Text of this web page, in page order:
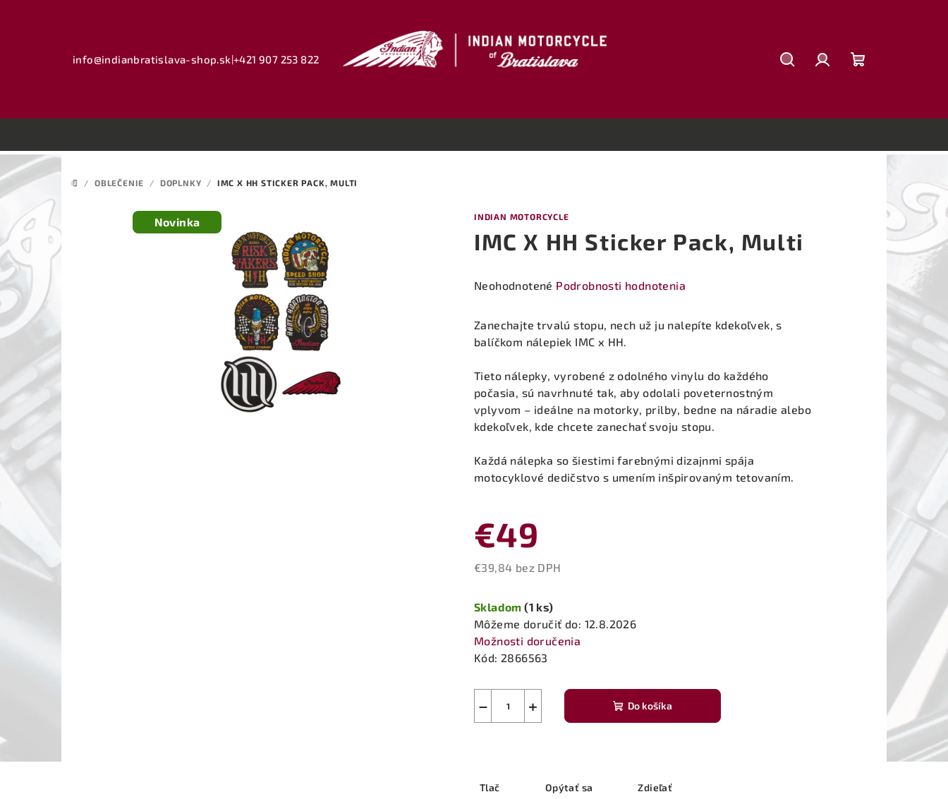
info@indianbratislava-shop.sk|+421 907 253 822
košík
DOMOV
/ OBLEČENIE / DOPLNKY / IMC X HH STICKER PACK, MULTI
INDIAN MOTORCYCLE
IMC X HH Sticker Pack, Multi
Priemerné
produktu
je
hviezdičiek.
Neohodnotené Podrobnosti hodnotenia
Zanechajte trvalú stopu, nech už ju nalepíte kdekoľvek, s
balíčkom nálepiek IMC x HH.
Tieto nálepky, vyrobené z odolného vinylu do každého
počasia, sú navrhnuté tak, aby odolali poveternostným
vplyvom – ideálne na motorky, prilby, bedne na náradie alebo
kdekoľvek, kde chcete zanechať svoju stopu.
Každá nálepka so šiestimi farebnými dizajnmi spája
motocyklové dedičstvo s umením inšpirovaným tetovaním.
€49
€39,84 bez DPH
cena:
Skladom(1 ks)
Môžeme doručiť do: 12.8.2026
Možnosti doručenia
Kód: 2866563
+
− Do košíka
Tlač Opýtať sa Zdieľať
Novinka